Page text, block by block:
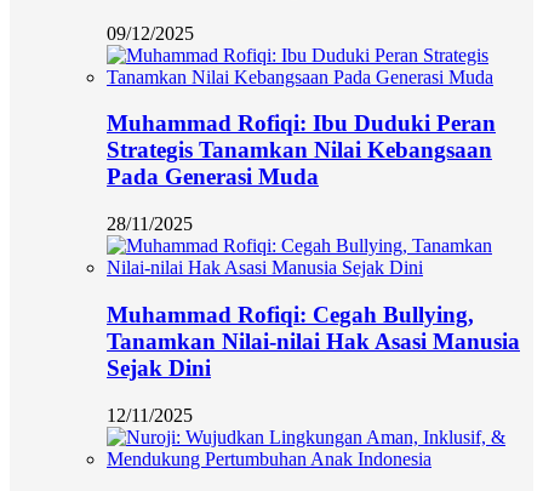
09/12/2025
Muhammad Rofiqi: Ibu Duduki Peran
Strategis Tanamkan Nilai Kebangsaan
Pada Generasi Muda
28/11/2025
Muhammad Rofiqi: Cegah Bullying,
Tanamkan Nilai-nilai Hak Asasi Manusia
Sejak Dini
12/11/2025